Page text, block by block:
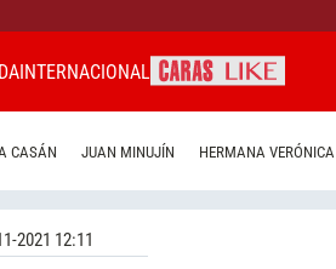
INTERNACIONAL
CASÁN JUAN MINUJÍN HERMANA VERÓNICA
2021 12:11